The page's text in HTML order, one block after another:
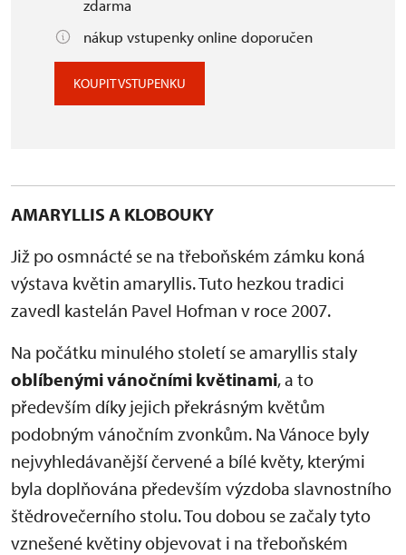
zdarma
nákup vstupenky online doporučen
KOUPIT VSTUPENKU
AMARYLLIS A KLOBOUKY
Již po osmnácté se na třeboňském zámku koná
výstava květin amaryllis. Tuto hezkou tradici
zavedl kastelán Pavel Hofman v roce 2007.
Na počátku minulého století se amaryllis staly
oblíbenými vánočními květinami, a to
především díky jejich překrásným květům
podobným vánočním zvonkům. Na Vánoce byly
nejvyhledávanější červené a bílé květy, kterými
byla doplňována především výzdoba slavnostního
štědrovečerního stolu. Tou dobou se začaly tyto
vznešené květiny objevovat i na třeboňském